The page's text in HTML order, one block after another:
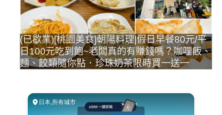
(已歇業)[桃園美食]朝陽料理|假日早餐80元/平
日100元吃到飽~老闆真的有賺錢嗎？咖哩飯、
麵、餃類隨你點．珍珠奶茶限時買一送一